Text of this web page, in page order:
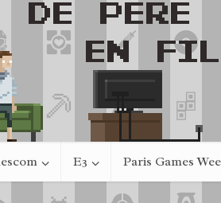
E3 Paris Games